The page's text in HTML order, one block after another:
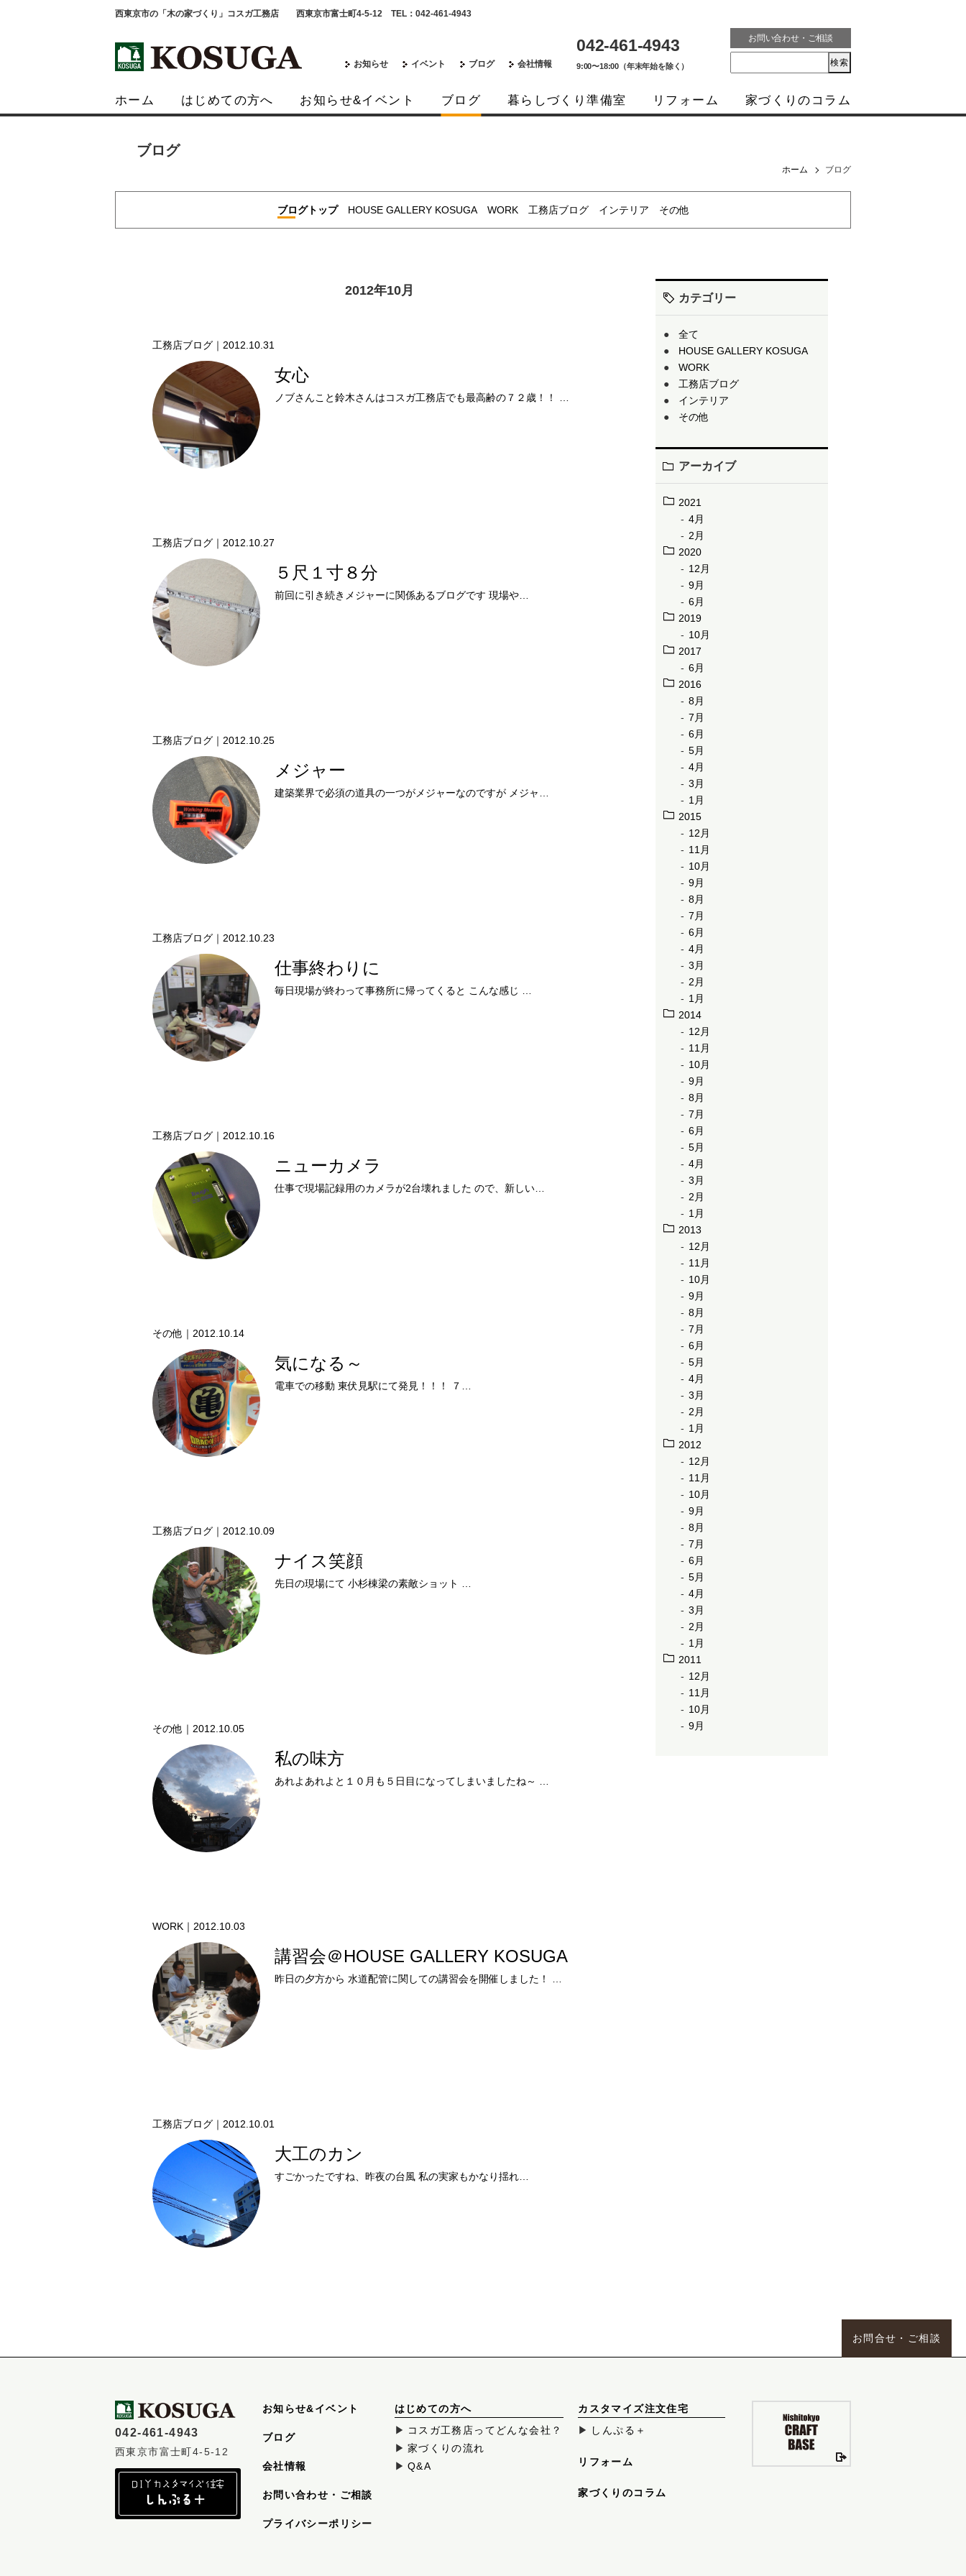
西東京市の「木の家づくり」コスガ工務店 西東京市富士町4-5-12 TEL：042-461-4943
お知らせ イベント ブログ 会社情報
042-461-4943
9:00〜18:00（年末年始を除く）
お問い合わせ・ご相談
ホーム はじめての方へ お知らせ&イベント ブログ 暮らしづくり準備室 リフォーム 家づくりのコラム
ブログ
ホーム ブログ
ブログトップ HOUSE GALLERY KOSUGA WORK 工務店ブログ インテリア その他
2012年10月
工務店ブログ｜2012.10.31
女心
ノブさんこと鈴木さんはコスガ工務店でも最高齢の７２歳！！ …
工務店ブログ｜2012.10.27
５尺１寸８分
前回に引き続きメジャーに関係あるブログです 現場や…
工務店ブログ｜2012.10.25
メジャー
建築業界で必須の道具の一つがメジャーなのですが メジャ…
工務店ブログ｜2012.10.23
仕事終わりに
毎日現場が終わって事務所に帰ってくると こんな感じ …
工務店ブログ｜2012.10.16
ニューカメラ
仕事で現場記録用のカメラが2台壊れました ので、新しい…
その他｜2012.10.14
気になる～
電車での移動 東伏見駅にて発見！！！ ７…
工務店ブログ｜2012.10.09
ナイス笑顔
その他｜2012.10.05
私の味方
WORK｜2012.10.03
講習会＠HOUSE GALLERY KOSUGA
昨日の夕方から 水道配管に関しての講習会を開催しました！ …
工務店ブログ｜2012.10.01
大工のカン
すごかったですね、昨夜の台風 私の実家もかなり揺れ…
カテゴリー
全て
HOUSE GALLERY KOSUGA
WORK
工務店ブログ
インテリア
その他
アーカイブ
2021
4月
2月
2020
12月
9月
6月
2019
10月
2017
6月
2016
8月
7月
6月
5月
4月
3月
1月
2015
12月
11月
10月
9月
8月
7月
6月
4月
3月
2月
1月
2014
12月
11月
10月
9月
8月
7月
6月
5月
4月
3月
2月
1月
2013
12月
11月
10月
9月
8月
7月
6月
5月
4月
3月
2月
1月
2012
12月
11月
10月
9月
8月
7月
6月
5月
4月
3月
2月
1月
2011
12月
11月
10月
9月
042-461-4943
西東京市富士町4-5-12
お知らせ&イベント
ブログ
会社情報
お問い合わせ・ご相談
プライバシーポリシー
はじめての方へ
コスガ工務店ってどんな会社？
家づくりの流れ
Q&A
カスタマイズ注文住宅
しんぷる＋
リフォーム
家づくりのコラム
お問合せ・ご相談